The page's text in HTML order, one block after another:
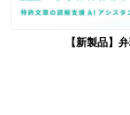
【新製品】